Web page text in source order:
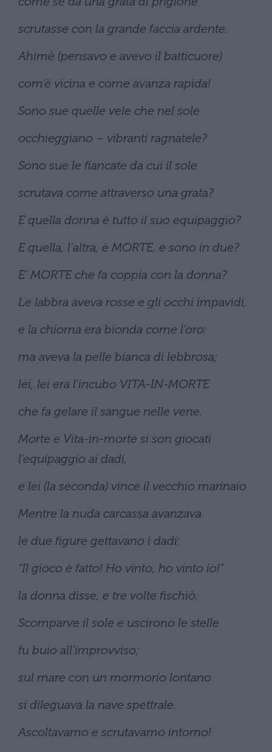
scrutasse con la grande faccia ardente.
Ahimè (pensavo e avevo il batticuore)
com’è vicina e come avanza rapida!
Sono sue quelle vele che nel sole
occhieggiano – vibranti ragnatele?
Sono sue le fiancate da cui il sole
scrutava come attraverso una grata?
E quella donna è tutto il suo equipaggio?
E quella, l’altra, è MORTE, e sono in due?
E’ MORTE che fa coppia con la donna?
Le labbra aveva rosse e gli occhi impavidi,
e la chioma era bionda come l’oro:
ma aveva la pelle bianca di lebbrosa;
lei, lei era l’incubo VITA-IN-MORTE
che fa gelare il sangue nelle vene.
Morte e Vita-in-morte si son giocati
l’equipaggio ai dadi,
e lei (la seconda) vince il vecchio marinaio
Mentre la nuda carcassa avanzava
le due figure gettavano i dadi:
“Il gioco è fatto! Ho vinto, ho vinto io!”
la donna disse, e tre volte fischiò.
Scomparve il sole e uscirono le stelle
fu buio all’improvviso;
sul mare con un mormorio lontano
si dileguava la nave spettrale.
Ascoltavamo e scrutavamo intorno!